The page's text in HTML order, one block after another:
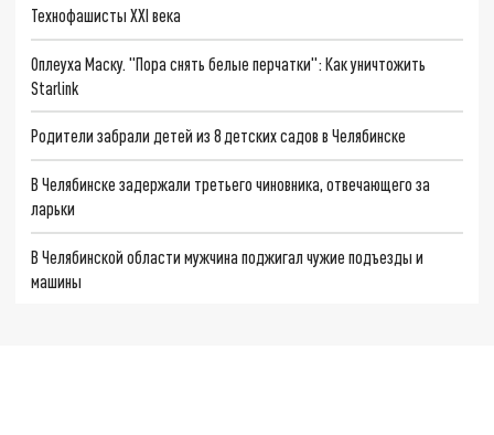
Технофашисты XXI века
Оплеуха Маску. "Пора снять белые перчатки": Как уничтожить
Starlink
Родители забрали детей из 8 детских садов в Челябинске
В Челябинске задержали третьего чиновника, отвечающего за
ларьки
В Челябинской области мужчина поджигал чужие подъезды и
машины